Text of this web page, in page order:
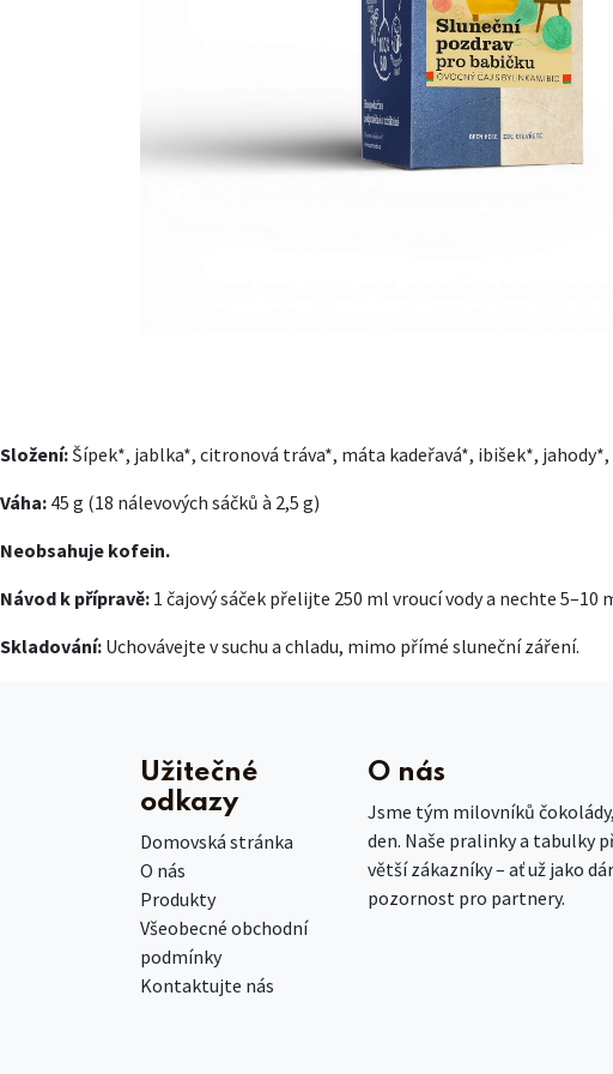
Složení:Šípek*, jablka*, citronová tráva*, máta kadeřavá*, ibišek*,
Váha: 45 g (18 nálevových sáčků à 2,5 g)
Neobsahuje kofein.
Návod k přípravě: 1 čajový sáček přelijte 250 ml vroucí vody a nechte 5–10
Skladování: Uchovávejte v suchu a chladu, mimo přímé sluneční záření.
Užitečné
odkazy
Domovská stránka
O nás
Produkty
Všeobecné obchodní
podmínky
Kontaktujte nás
O nás
Jsme tým milovníků
den. Naše pralinky a tabulky
větší zákazníky – ať už jako
pozornost pro partnery.